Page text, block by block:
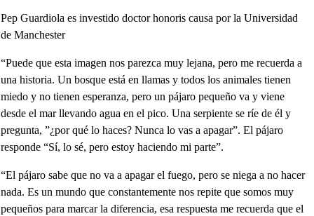
Pep Guardiola es investido doctor honoris causa por la Universidad
de Manchester
“Puede que esta imagen nos parezca muy lejana, pero me recuerda a
una historia. Un bosque está en llamas y todos los animales tienen
miedo y no tienen esperanza, pero un pájaro pequeño va y viene
desde el mar llevando agua en el pico. Una serpiente se ríe de él y
pregunta, ”¿por qué lo haces? Nunca lo vas a apagar”. El pájaro
responde “Sí, lo sé, pero estoy haciendo mi parte”.
“El pájaro sabe que no va a apagar el fuego, pero se niega a no hacer
nada. Es un mundo que constantemente nos repite que somos muy
pequeños para marcar la diferencia, esa respuesta me recuerda que el